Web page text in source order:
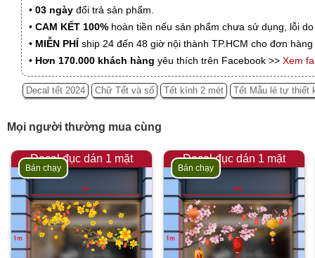
• 03 ngày đổi trả sản phẩm.
• CAM KẾT 100% hoàn tiền nếu sản phẩm chưa sử dụng, lỗi
• MIỄN PHÍ ship 24 đến 48 giờ nội thành TP.HCM cho đơn
• Hơn 170.000 khách hàng yêu thích trên Facebook >> Xem
Decal tết 2024 Chữ Tết và số Tết kính 2 mét Tết Mẫu lẻ tự thiết
Mọi người thường mua cùng
Decal đục dán 1 mặt
Bán chạy
Decal đục dán 1 mặt
Bán chạy